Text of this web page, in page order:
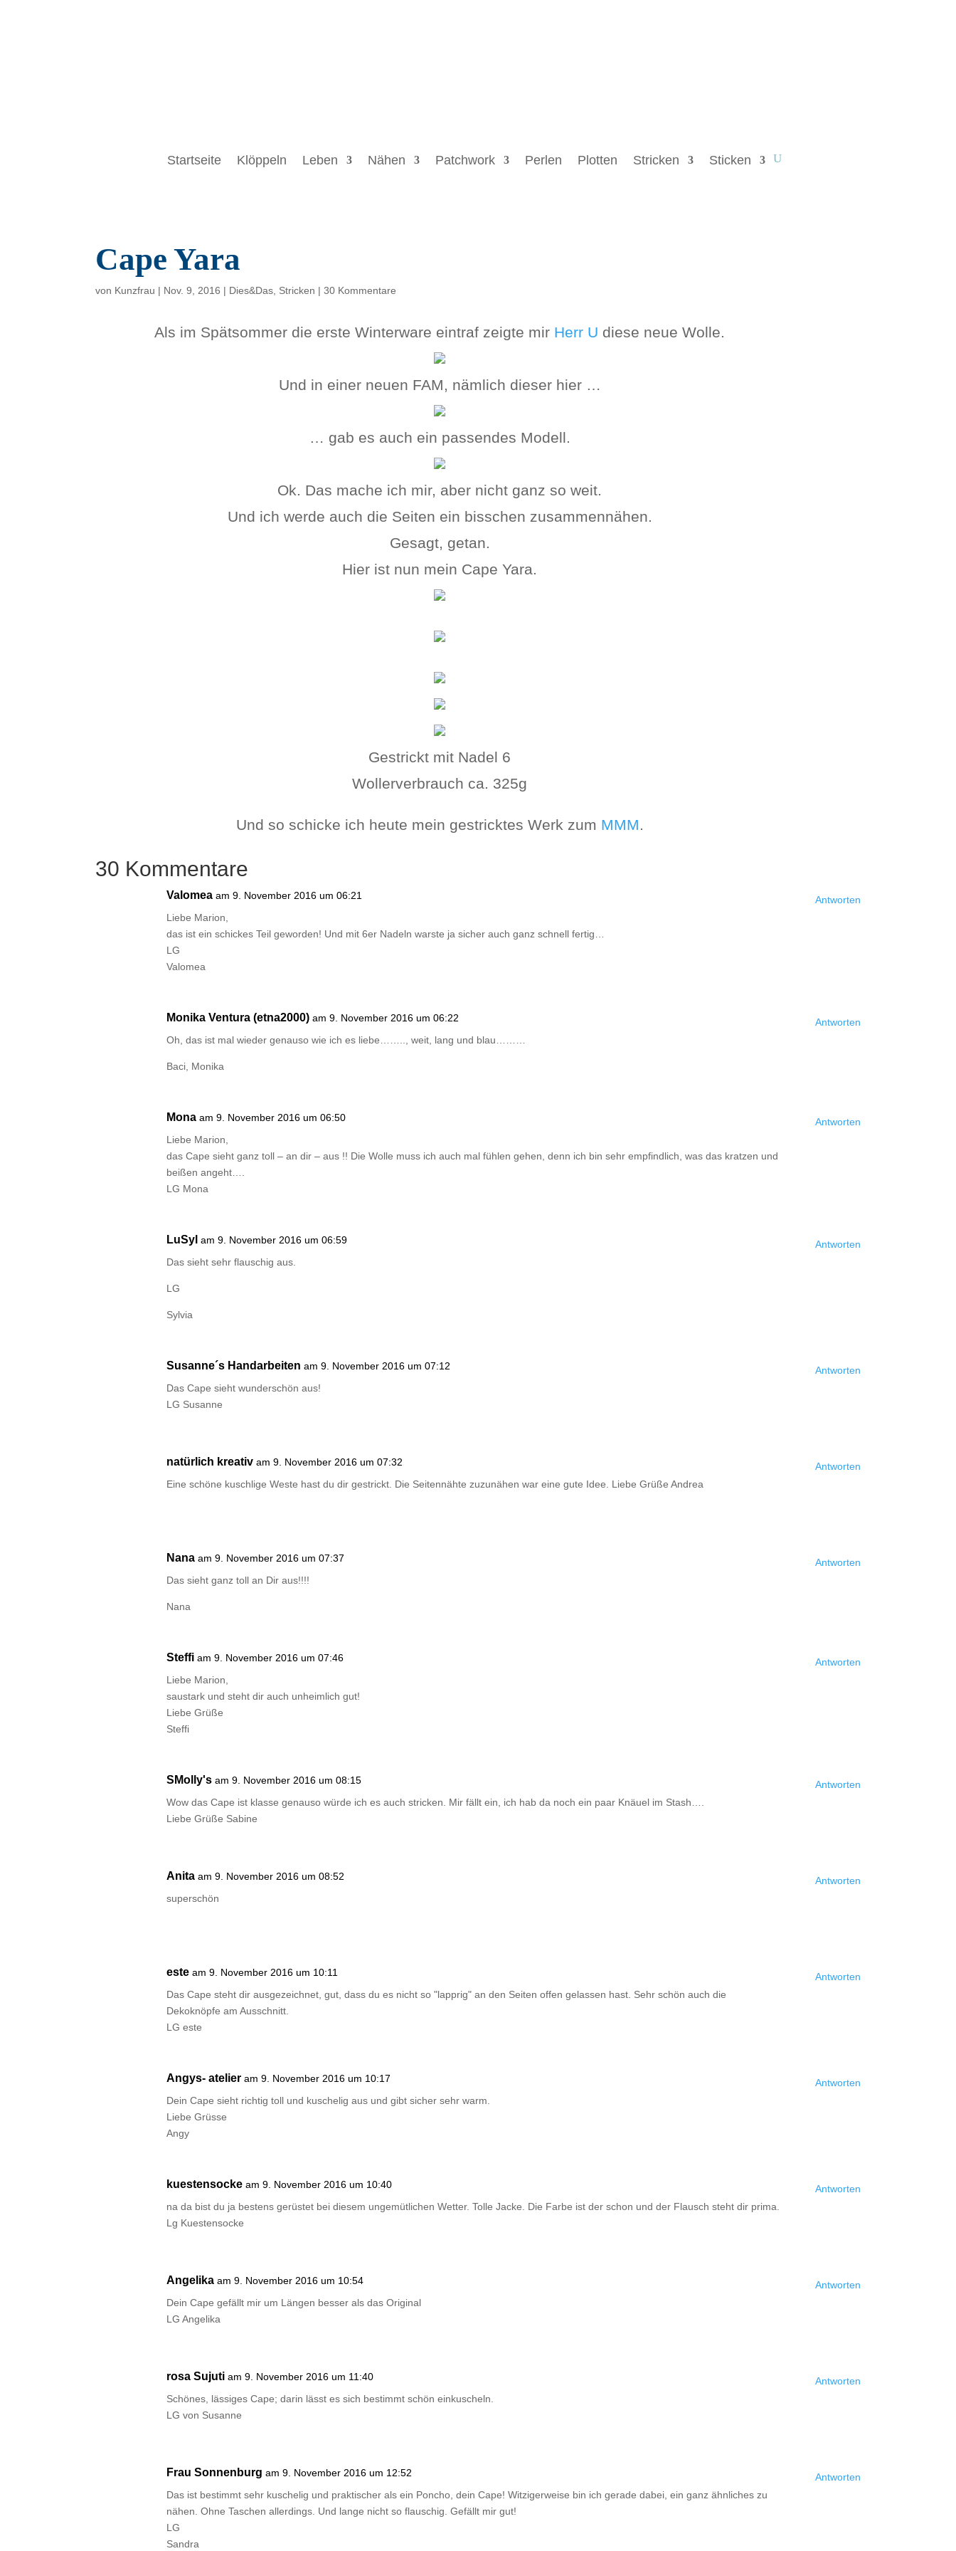
Startseite Klöppeln Leben Nähen Patchwork Perlen Plotten Stricken Sticken
Cape Yara
von Kunzfrau | Nov. 9, 2016 | Dies&Das Stricken |30 Kommentare
Als im Spätsommer die erste Winterware eintraf zeigte mir Herr U diese neue Wolle.
Und in einer neuen FAM, nämlich dieser hier …
… gab es auch ein passendes Modell.
Ok. Das mache ich mir, aber nicht ganz so weit.
Und ich werde auch die Seiten ein bisschen zusammennähen.
Gesagt, getan.
Hier ist nun mein Cape Yara.
Gestrickt mit Nadel 6
Wollerverbrauch ca. 325g
Und so schicke ich heute mein gestricktes Werk zum MMM.
30 Kommentare
Valomea am 9. November 2016 um 06:21
Liebe Marion,
das ist ein schickes Teil geworden! Und mit 6er Nadeln warste ja sicher auch ganz schnell fertig…
LG
Valomea
Antworten
Monika Ventura (etna2000) am 9. November 2016 um 06:22
Oh, das ist mal wieder genauso wie ich es liebe…….., weit, lang und blau………
Baci, Monika
Antworten
Mona am 9. November 2016 um 06:50
Liebe Marion,
das Cape sieht ganz toll – an dir – aus !! Die Wolle muss ich auch mal fühlen gehen, denn ich bin sehr empfindlich, was das kratzen und
beißen angeht….
LG Mona
Antworten
LuSyl am 9. November 2016 um 06:59
Das sieht sehr flauschig aus.
LG
Sylvia
Antworten
Susanne´s Handarbeiten am 9. November 2016 um 07:12
Das Cape sieht wunderschön aus!
LG Susanne
Antworten
natürlich kreativ am 9. November 2016 um 07:32
Eine schöne kuschlige Weste hast du dir gestrickt. Die Seitennähte zuzunähen war eine gute Idee. Liebe Grüße Andrea
Antworten
Nana am 9. November 2016 um 07:37
Das sieht ganz toll an Dir aus!!!!
Nana
Antworten
Steffi am 9. November 2016 um 07:46
Liebe Marion,
saustark und steht dir auch unheimlich gut!
Liebe Grüße
Steffi
Antworten
SMolly's am 9. November 2016 um 08:15
Wow das Cape ist klasse genauso würde ich es auch stricken. Mir fällt ein, ich hab da noch ein paar Knäuel im Stash….
Liebe Grüße Sabine
Antworten
Anita am 9. November 2016 um 08:52
superschön
Antworten
este am 9. November 2016 um 10:11
Das Cape steht dir ausgezeichnet, gut, dass du es nicht so "lapprig" an den Seiten offen gelassen hast. Sehr schön auch die
Dekoknöpfe am Ausschnitt.
LG este
Antworten
Angys- atelier am 9. November 2016 um 10:17
Dein Cape sieht richtig toll und kuschelig aus und gibt sicher sehr warm.
Liebe Grüsse
Angy
Antworten
kuestensocke am 9. November 2016 um 10:40
na da bist du ja bestens gerüstet bei diesem ungemütlichen Wetter. Tolle Jacke. Die Farbe ist der schon und der Flausch steht dir prima.
Lg Kuestensocke
Antworten
Angelika am 9. November 2016 um 10:54
Dein Cape gefällt mir um Längen besser als das Original
LG Angelika
Antworten
rosa Sujuti am 9. November 2016 um 11:40
Schönes, lässiges Cape; darin lässt es sich bestimmt schön einkuscheln.
LG von Susanne
Antworten
Frau Sonnenburg am 9. November 2016 um 12:52
Das ist bestimmt sehr kuschelig und praktischer als ein Poncho, dein Cape! Witzigerweise bin ich gerade dabei, ein ganz ähnliches zu
nähen. Ohne Taschen allerdings. Und lange nicht so flauschig. Gefällt mir gut!
LG
Sandra
Antworten